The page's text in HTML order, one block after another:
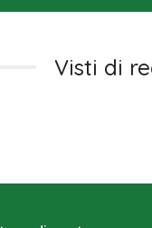
Visti di